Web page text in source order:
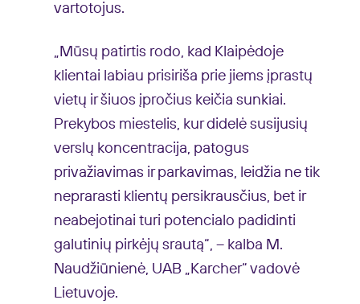
vartotojus.
„Mūsų patirtis rodo, kad Klaipėdoje
klientai labiau prisiriša prie jiems įprastų
vietų ir šiuos įpročius keičia sunkiai.
Prekybos miestelis, kur didelė susijusių
verslų koncentracija, patogus
privažiavimas ir parkavimas, leidžia ne tik
neprarasti klientų persikrausčius, bet ir
neabejotinai turi potencialo padidinti
galutinių pirkėjų srautą“, – kalba M.
Naudžiūnienė, UAB „Karcher“ vadovė
Lietuvoje.